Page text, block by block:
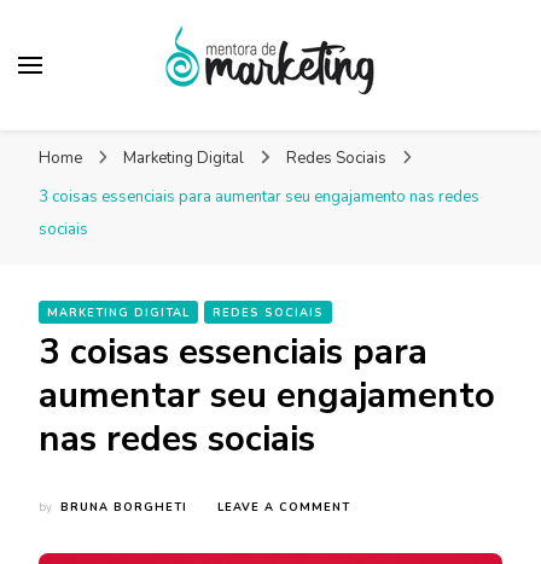
Marketing – Blog
Marketing Facilitado
Home Marketing Digital
Redes Sociais
3 coisas essenciais para aumentar seu engajamento nas redes
sociais
MARKETING DIGITAL REDES SOCIAIS
3 coisas essenciais para
aumentar seu engajamento
nas redes sociais
by BRUNA BORGHETI LEAVE A COMMENTON